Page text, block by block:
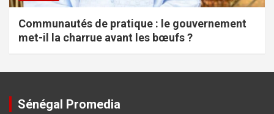
Communautés de pratique : le gouvernement
met-il la charrue avant les bœufs ?
Sénégal Promedia